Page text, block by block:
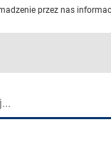
przez nas